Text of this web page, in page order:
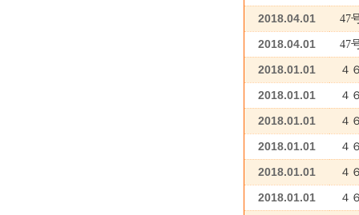
2018.04.01 47
2018.04.01 47
2018.01.01 ４
2018.01.01 ４
2018.01.01 ４
2018.01.01 ４
2018.01.01 ４
2018.01.01 ４